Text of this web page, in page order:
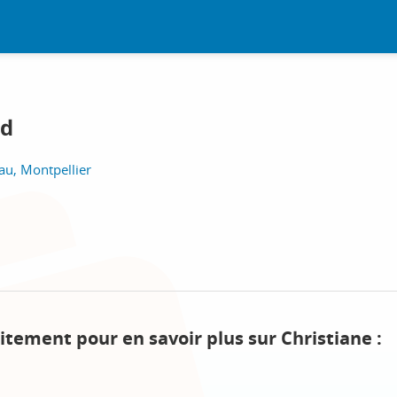
Montpellier
pour en savoir plus sur Christiane :